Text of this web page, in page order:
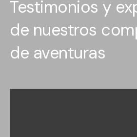
Testimonios y
de nuestros
de aventuras